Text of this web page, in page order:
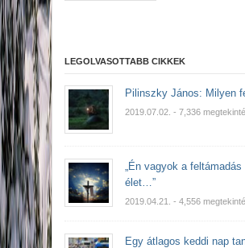
LEGOLVASOTTABB CIKKEK
Pilinszky János: Milyen
2019.07.02. - 7,336
„Én vagyok a
élet…”
2019.04.21. - 4,556
Egy átlagos keddi nap